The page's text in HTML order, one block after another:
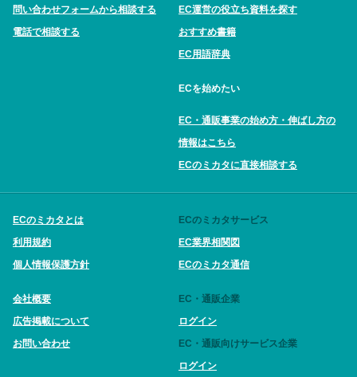
問い合わせフォームから相談する
電話で相談する
EC運営の役立ち資料を探す
おすすめ書籍
EC用語辞典
ECを始めたい
EC・通販事業の始め方・伸ばし方の
情報はこちら
ECのミカタに直接相談する
ECのミカタとは
利用規約
個人情報保護方針
会社概要
広告掲載について
お問い合わせ
ECのミカタサービス
EC業界相関図
ECのミカタ通信
EC・通販企業
ログイン
EC・通販向けサービス企業
ログイン